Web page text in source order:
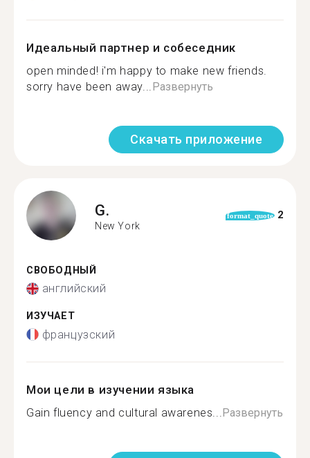
Идеальный партнер и собеседник
open minded! i'm happy to make new friends.
sorry have been away... Развернуть
Скачать приложение
G.
New York
format_quote 2
СВОБОДНЫЙ
английский
ИЗУЧАЕТ
французский
Мои цели в изучении языка
Gain fluency and cultural awarenes... Развернуть